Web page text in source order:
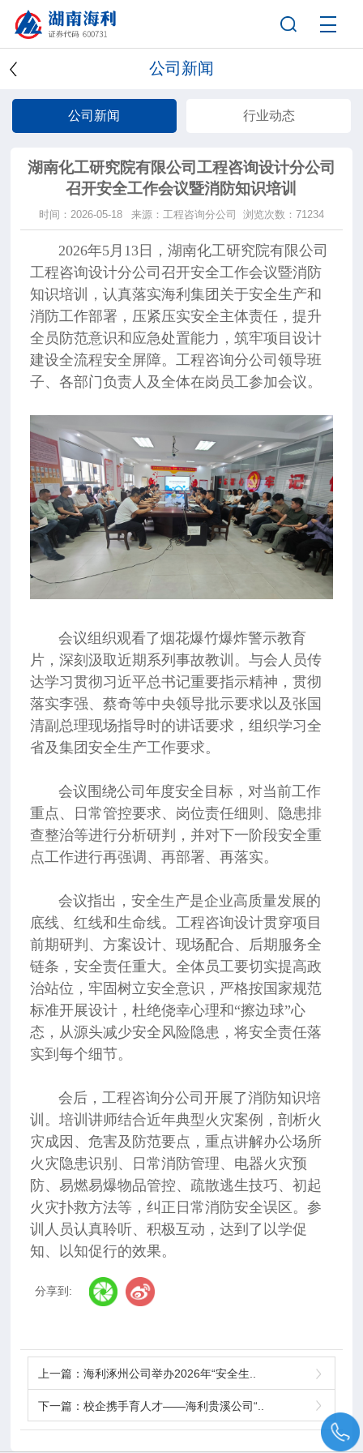
公司新闻
公司新闻 行业动态
湖南化工研究院有限公司工程咨询设计分公司
召开安全工作会议暨消防知识培训
时间：2026-05-18 来源：工程咨询分公司 浏览次数：71234
2026年5月13日，湖南化工研究院有限公司
工程咨询设计分公司召开安全工作会议暨消防
知识培训，认真落实海利集团关于安全生产和
消防工作部署，压紧压实安全主体责任，提升
全员防范意识和应急处置能力，筑牢项目设计
建设全流程安全屏障。工程咨询分公司领导班
子、各部门负责人及全体在岗员工参加会议。
会议组织观看了烟花爆竹爆炸警示教育
片，深刻汲取近期系列事故教训。与会人员传
达学习贯彻习近平总书记重要指示精神，贯彻
落实李强、蔡奇等中央领导批示要求以及张国
清副总理现场指导时的讲话要求，组织学习全
省及集团安全生产工作要求。
会议围绕公司年度安全目标，对当前工作
重点、日常管控要求、岗位责任细则、隐患排
查整治等进行分析研判，并对下一阶段安全重
点工作进行再强调、再部署、再落实。
会议指出，安全生产是企业高质量发展的
底线、红线和生命线。工程咨询设计贯穿项目
前期研判、方案设计、现场配合、后期服务全
链条，安全责任重大。全体员工要切实提高政
治站位，牢固树立安全意识，严格按国家规范
标准开展设计，杜绝侥幸心理和“擦边球”心
态，从源头减少安全风险隐患，将安全责任落
实到每个细节。
会后，工程咨询分公司开展了消防知识培
训。培训讲师结合近年典型火灾案例，剖析火
灾成因、危害及防范要点，重点讲解办公场所
火灾隐患识别、日常消防管理、电器火灾预
防、易燃易爆物品管控、疏散逃生技巧、初起
火灾扑救方法等，纠正日常消防安全误区。参
训人员认真聆听、积极互动，达到了以学促
知、以知促行的效果。
分享到:
上一篇：海利涿州公司举办2026年“安全生..
下一篇：校企携手育人才——海利贵溪公司“..